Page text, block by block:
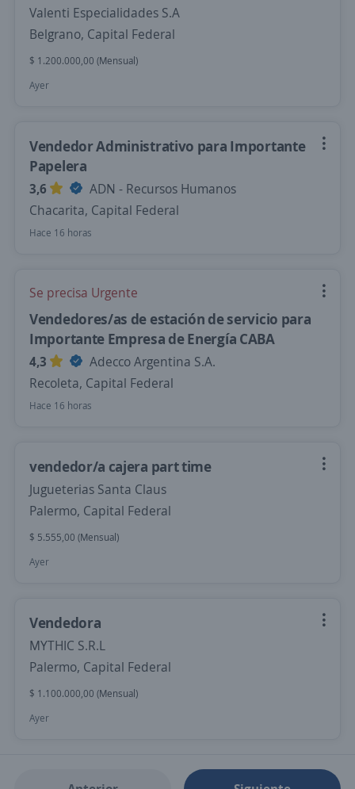
Valenti Especialidades S.A
Belgrano, Capital Federal
$ 1.200.000,00 (Mensual)
Ayer
Vendedor Administrativo para Importante
Papelera
3,6
ADN - Recursos Humanos
Chacarita, Capital Federal
Hace 16 horas
Se precisa Urgente
Vendedores/as de estación de servicio para
Importante Empresa de Energía CABA
4,3
Adecco Argentina S.A.
Recoleta, Capital Federal
Hace 16 horas
vendedor/a cajera part time
Jugueterias Santa Claus
Palermo, Capital Federal
$ 5.555,00 (Mensual)
Ayer
Vendedora
MYTHIC S.R.L
Palermo, Capital Federal
$ 1.100.000,00 (Mensual)
Ayer